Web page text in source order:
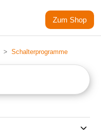
Zum Shop
Schalterprogramme